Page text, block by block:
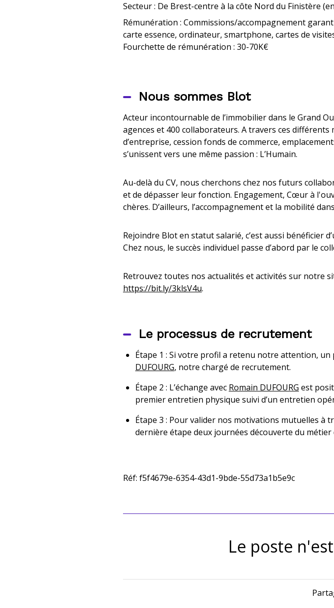
Secteur : De Brest-centre à la côte Nord du Finistère
Rémunération : Commissions/accompagnement
carte essence, ordinateur, smartphone, cartes de
Fourchette de rémunération : 30-70K€
Nous sommes Blot
Acteur incontournable de l’immobilier dans le Grand
agences et 400 collaborateurs. A travers ces
d’entreprise, cession fonds de commerce,
s’unissent vers une même passion : L’Humain.
Au-delà du CV, nous cherchons chez nos futurs
et de dépasser leur fonction. Engagement, Cœur à
chères. D’ailleurs, l’accompagnement et la mobilité
Rejoindre Blot en statut salarié, c’est aussi bénéficier
Chez nous, le succès individuel passe d’abord par le
Retrouvez toutes nos actualités et activités sur notre
https://bit.ly/3klsV4u.
Le processus de recrutement
Étape 1 : Si votre profil a retenu notre attention,
DUFOURG, notre chargé de recrutement.
Étape 2 : L’échange avec Romain DUFOURG est
premier entretien physique suivi d’un entretien
Étape 3 : Pour valider nos motivations mutuelles à
dernière étape deux journées découverte du métier
Réf: f5f4679e-6354-43d1-9bde-55d73a1b5e9c
Le poste